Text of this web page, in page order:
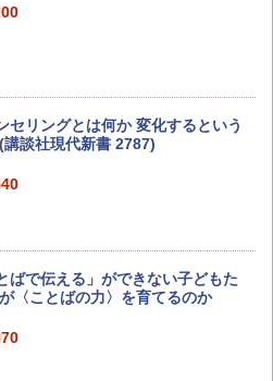
セリングとは何か 変化するという
講談社現代新書 2787)
ばで伝える」ができない子どもた
〈ことばの力〉を育てるのか